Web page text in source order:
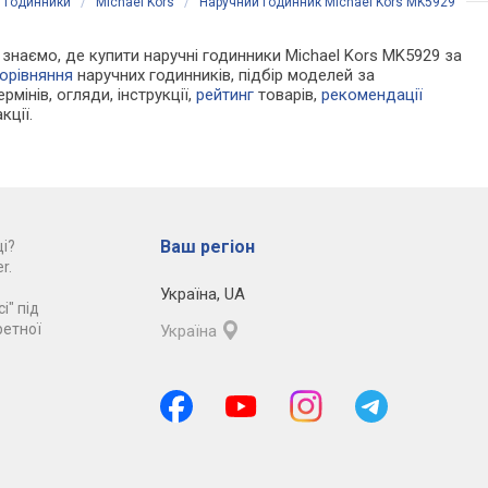
де купити наручні годинники Michael Kors MK5929 за
наручних годинників, підбір моделей за
огляди, інструкції,рейтинг товарів,рекомендації
під
Ваш регіон
Україна, UA
Україна